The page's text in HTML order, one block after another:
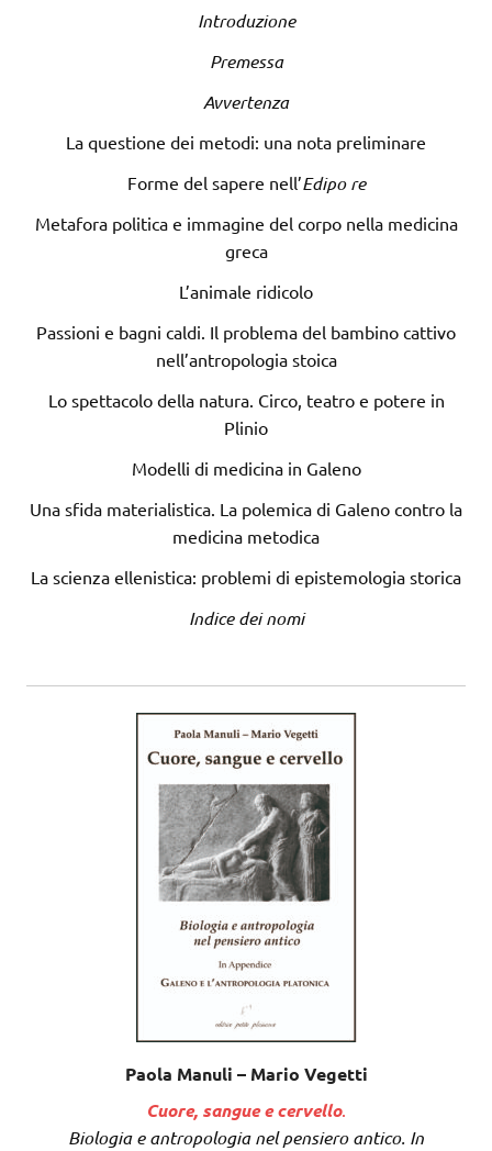
Introduzione
Premessa
Avvertenza
La questione dei metodi: una nota preliminare
Forme del sapere nell’Edipo re
Metafora politica e immagine del corpo nella medicina
greca
L’animale ridicolo
Passioni e bagni caldi. Il problema del bambino cattivo
nell’antropologia stoica
Lo spettacolo della natura. Circo, teatro e potere in
Plinio
Modelli di medicina in Galeno
Una sfida materialistica. La polemica di Galeno contro la
medicina metodica
La scienza ellenistica: problemi di epistemologia storica
Indice dei nomi
Paola Manuli – Mario Vegetti
Cuore, sangue e cervello.
Biologia e antropologia nel pensiero antico. In